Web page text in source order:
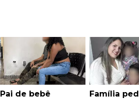
Pai de bebê
Família